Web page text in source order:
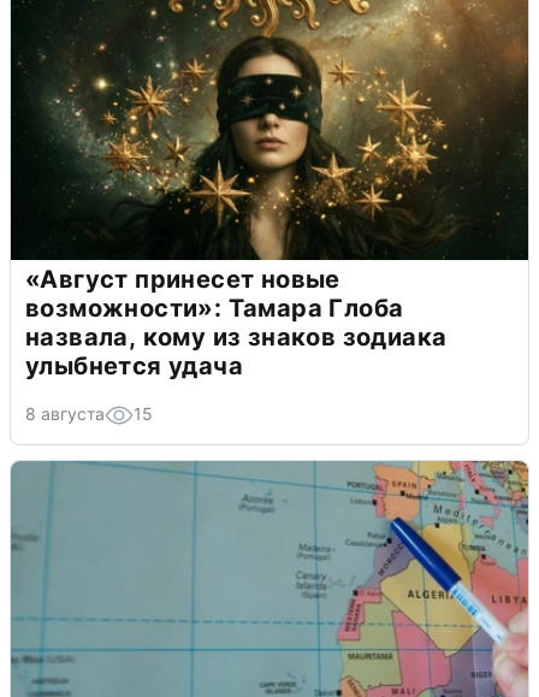
«Август принесет новые
возможности»: Тамара Глоба
назвала, кому из знаков зодиака
улыбнется удача
8 августа 15